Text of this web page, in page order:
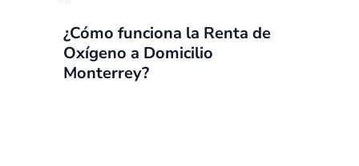
¿Cómo funciona la Renta de
Oxígeno a Domicilio
Monterrey?